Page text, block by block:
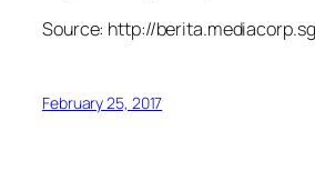
Source: http://berita.mediacorp.sg
February 25, 2017